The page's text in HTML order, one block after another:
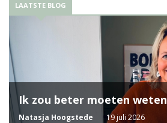
LAATSTE BLOG
Ik zou beter moeten weten
Natasja Hoogstede 19 juli 2026